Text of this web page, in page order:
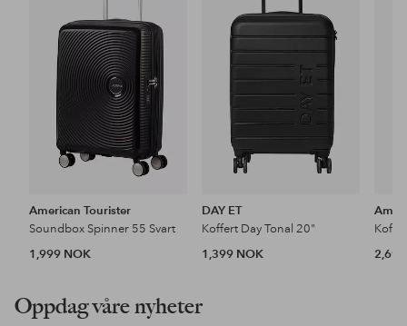
American Tourister
Soundbox Spinner 55 Svart
1,999 NOK
favoritter
DAY ET
Koffert Day Tonal 20"
1,399 NOK
Oppdag våre nyheter